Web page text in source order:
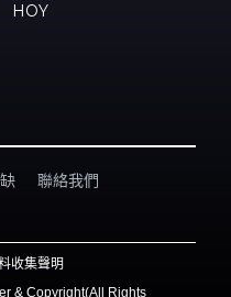
HOY
聯絡我們
收集聲明
& Copyright(All Rights